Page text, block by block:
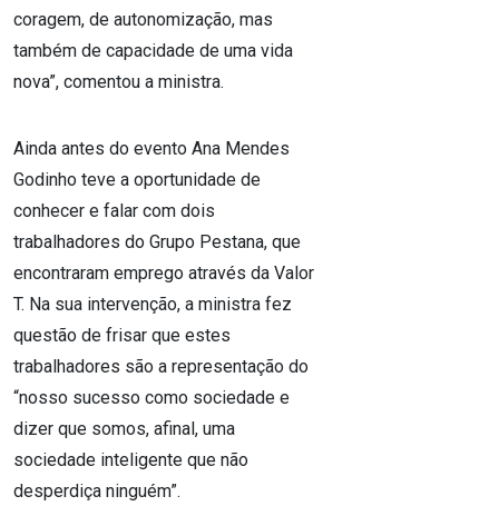
coragem, de autonomização, mas
também de capacidade de uma vida
nova”, comentou a ministra.
Ainda antes do evento Ana Mendes
Godinho teve a oportunidade de
conhecer e falar com dois
trabalhadores do Grupo Pestana, que
encontraram emprego através da Valor
T. Na sua intervenção, a ministra fez
questão de frisar que estes
trabalhadores são a representação do
“nosso sucesso como sociedade e
dizer que somos, afinal, uma
sociedade inteligente que não
desperdiça ninguém”.